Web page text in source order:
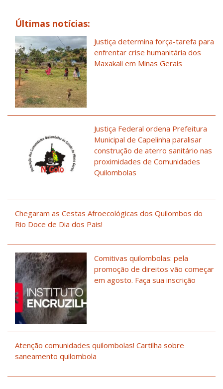
Últimas notícias:
Justiça determina força-tarefa para
enfrentar crise humanitária dos
Maxakali em Minas Gerais
Justiça Federal ordena Prefeitura
Municipal de Capelinha paralisar
construção de aterro sanitário nas
proximidades de Comunidades
Quilombolas
Chegaram as Cestas Afroecológicas dos Quilombos do
Rio Doce de Dia dos Pais!
Comitivas quilombolas: pela
promoção de direitos vão começar
em agosto. Faça sua inscrição
Atenção comunidades quilombolas! Cartilha sobre
saneamento quilombola